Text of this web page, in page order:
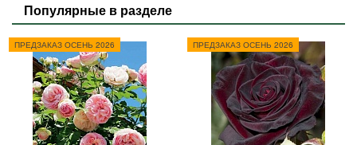
Популярные в разделе
ПРЕДЗАКАЗ ОСЕНЬ 2026 ПРЕДЗАКАЗ ОСЕНЬ 2026